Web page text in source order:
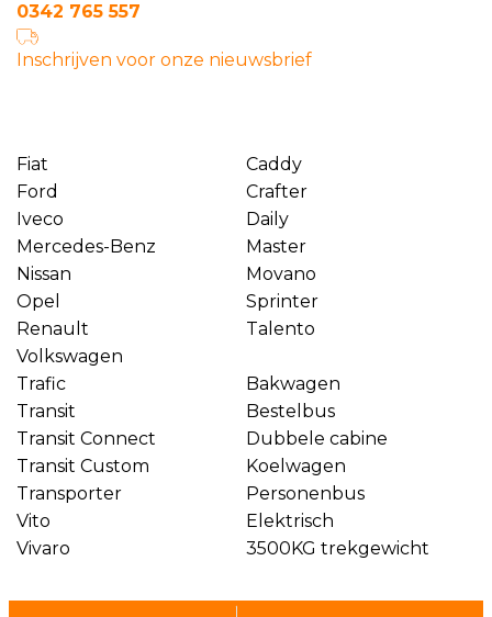
0342 765 557
Inschrijven voor onze nieuwsbrief
Fiat
Ford
Iveco
Mercedes-Benz
Nissan
Opel
Renault
Volkswagen
Caddy
Crafter
Daily
Master
Movano
Sprinter
Talento
Trafic
Transit
Transit Connect
Transit Custom
Transporter
Vito
Vivaro
Bakwagen
Bestelbus
Dubbele cabine
Koelwagen
Personenbus
Elektrisch
3500KG trekgewicht